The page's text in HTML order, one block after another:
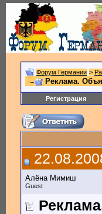
Форум Германии >
Реклама.
Регистрация
Алёна Мимиш
Guest